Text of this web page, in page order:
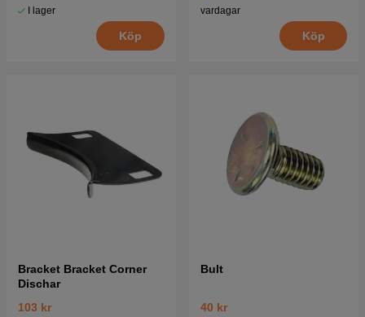
I lager
Köp
vardagar
Köp
Bracket Bracket Corner
Dischar
103 kr
Bult
40 kr